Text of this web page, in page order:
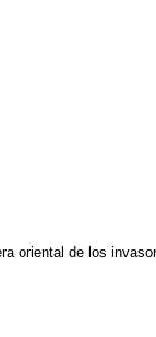
oriental de los